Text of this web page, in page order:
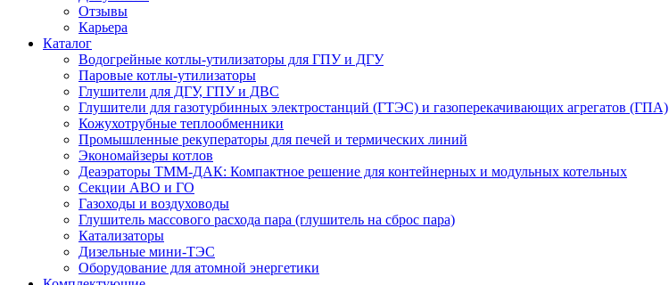
Отзывы
Карьера
Каталог
Водогрейные котлы-утилизаторы для ГПУ и ДГУ
Паровые котлы-утилизаторы
Глушители для ДГУ, ГПУ и ДВС
Глушители для газотурбинных электростанций (ГТЭС) и газоперекачивающих агрегатов (ГПА)
Кожухотрубные теплообменники
Промышленные рекуператоры для печей и термических линий
Экономайзеры котлов
Деаэраторы ТММ-ДАК: Компактное решение для контейнерных и модульных котельных
Секции АВО и ГО
Газоходы и воздуховоды
Глушитель массового расхода пара (глушитель на сброс пара)
Катализаторы
Дизельные мини-ТЭС
Оборудование для атомной энергетики